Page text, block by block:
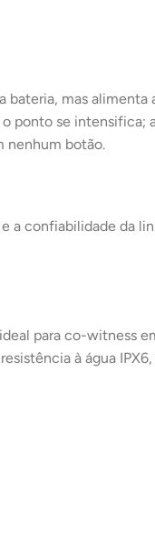
bateria, mas alimenta
ponto se intensifica;
nenhum botão.
a confiabilidade da
para co-witness
à água